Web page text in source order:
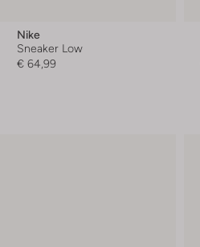
Nike
Sneaker Low
€ 64,99